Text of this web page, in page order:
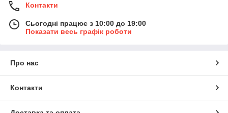
Контакти
Сьогодні працює з 10:00 до 19:00
Показати весь графік роботи
Про нас
Контакти